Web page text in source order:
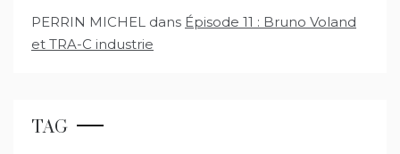
PERRIN MICHEL dans Épisode 11 : Bruno Voland
et TRA-C industrie
TAG